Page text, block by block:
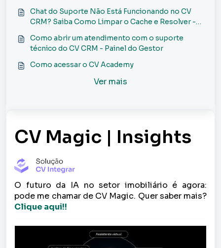
Chat do Suporte Não Está Funcionando no CV
CRM? Saiba Como Limpar o Cache e Resolver -
Como abrir um atendimento com o suporte
técnico do CV CRM - Painel do Gestor
Como acessar o CV Academy
Ver mais
CV Magic | Insights
O futuro da IA no setor imobiliário é agora:
pode me chamar de CV Magic. Quer saber mais?
Clique aqui!!